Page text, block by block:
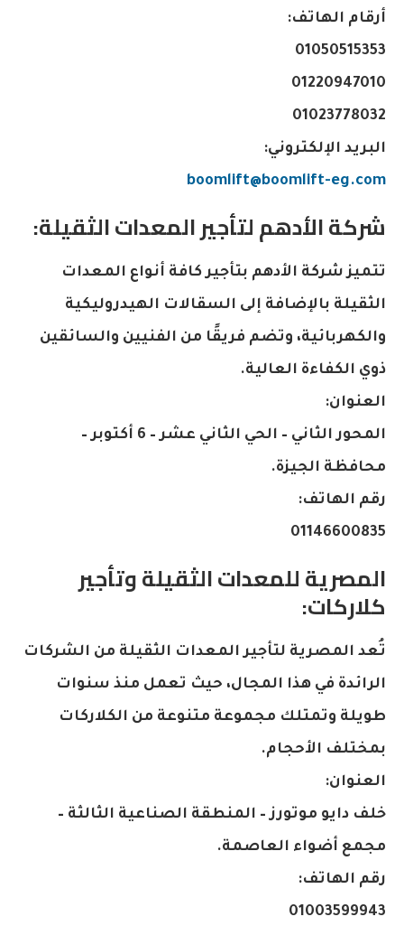
أرقام الهاتف:
01050515353
01220947010
01023778032
البريد الإلكتروني:
boomlift@boomlift-eg.com
شركة الأدهم لتأجير المعدات الثقيلة:
تتميز شركة الأدهم بتأجير كافة أنواع المعدات
الثقيلة بالإضافة إلى السقالات الهيدروليكية
والكهربائية، وتضم فريقًا من الفنيين والسائقين
ذوي الكفاءة العالية.
العنوان:
المحور الثاني – الحي الثاني عشر – 6 أكتوبر –
محافظة الجيزة.
رقم الهاتف:
01146600835
المصرية للمعدات الثقيلة وتأجير
كلاركات:
تُعد المصرية لتأجير المعدات الثقيلة من الشركات
الرائدة في هذا المجال، حيث تعمل منذ سنوات
طويلة وتمتلك مجموعة متنوعة من الكلاركات
بمختلف الأحجام.
العنوان:
خلف دايو موتورز – المنطقة الصناعية الثالثة –
مجمع أضواء العاصمة.
رقم الهاتف:
01003599943